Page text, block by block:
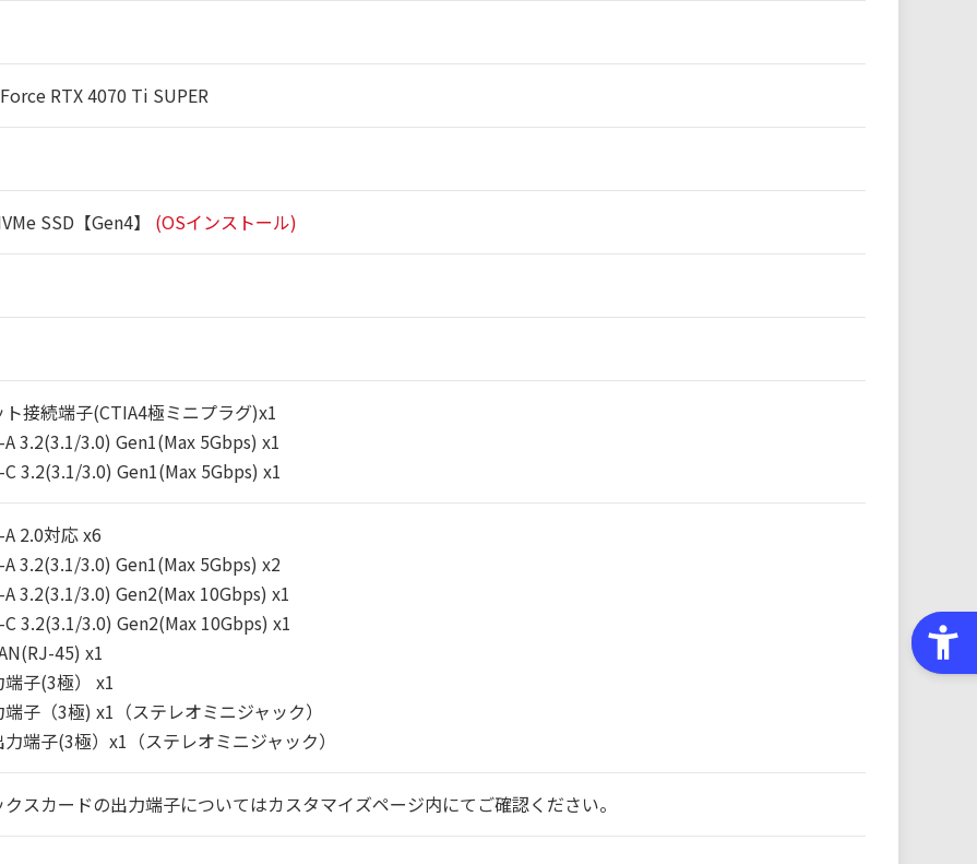
RTX 4070 Ti SUPER
SSD【Gen4】 (OSインストール)
接続端子(CTIA4極ミニプラグ)x1
3.2(3.1/3.0) Gen1(Max 5Gbps) x1
3.2(3.1/3.0) Gen1(Max 5Gbps) x1
2.0対応 x6
3.2(3.1/3.0) Gen1(Max 5Gbps) x2
3.2(3.1/3.0) Gen2(Max 10Gbps) x1
3.2(3.1/3.0) Gen2(Max 10Gbps) x1
45) x1
子(3極） x1
子（3極) x1（ステレオミニジャック）
端子(3極）x1（ステレオミニジャック）
スカードの出力端子についてはカスタマイズページ内にてご確認ください。